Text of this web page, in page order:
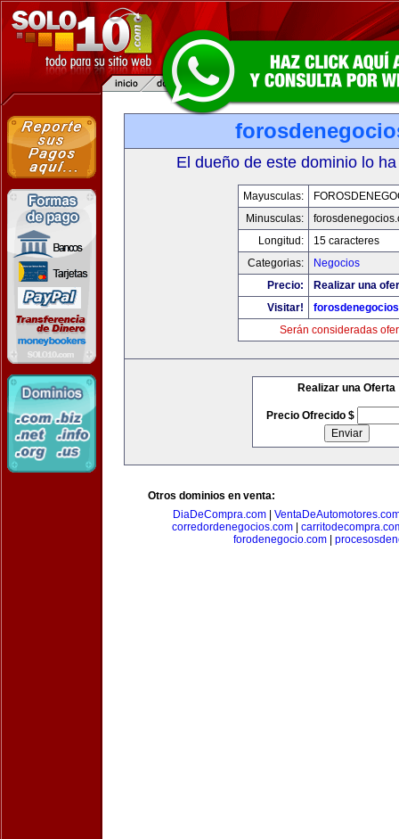
El dueño de este dominio lo
Mayusculas:
Minusculas:
Longitud:
15 caracteres
Categorias:
Negocios
Precio:
Realizar una
Visitar!
Serán consideradas
Realizar una Oferta
Precio Ofrecido $
Otros dominios en venta:
DiaDeCompra.com|
corredordenegocios.com
forodenegocio.com